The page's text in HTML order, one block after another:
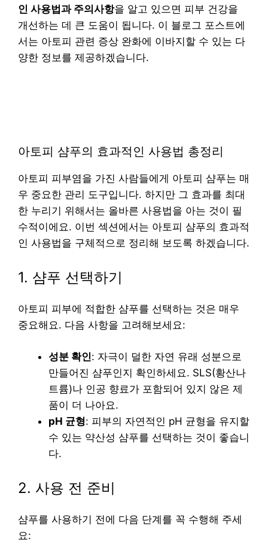
인 사용법과 주의사항을 알고 있으면 피부 건강을
개선하는 데 큰 도움이 됩니다. 이 블로그 포스트에
서는 아토피 관련 증상 완화에 이바지할 수 있는 다
양한 정보를 제공하겠습니다.
아토피 샴푸의 효과적인 사용법 총정리
아토피 피부염을 가진 사람들에게 아토피 샴푸는 매
우 중요한 관리 도구입니다. 하지만 그 효과를 최대
한 누리기 위해서는 올바른 사용법을 아는 것이 필
수적이에요. 이번 섹션에서는 아토피 샴푸의 효과적
인 사용법을 구체적으로 정리해 보도록 하겠습니다.
1. 샴푸 선택하기
아토피 피부에 적합한 샴푸를 선택하는 것은 매우
중요해요. 다음 사항을 고려해보세요:
성분 확인: 자극이 덜한 자연 유래 성분으로
만들어진 샴푸인지 확인하세요. SLS(황산나
트륨)나 인공 향료가 포함되어 있지 않은 제
품이 더 나아요.
pH 균형: 피부의 자연적인 pH 균형을 유지할
수 있는 약산성 샴푸를 선택하는 것이 좋습니
다.
2. 사용 전 준비
샴푸를 사용하기 전에 다음 단계를 꼭 수행해 주세
요: